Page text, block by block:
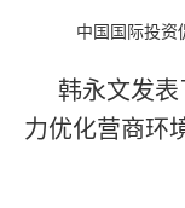
中国国际投资
韩永文发
力优化营商环